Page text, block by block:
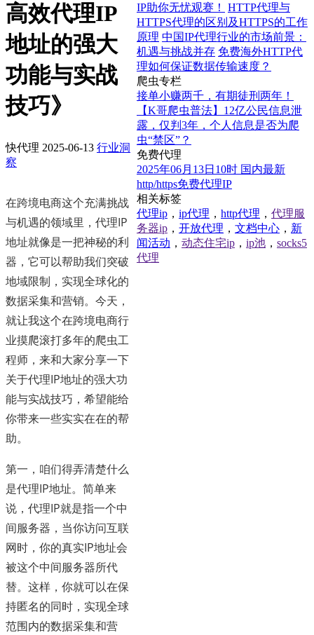
高效代理IP
地址的强大
功能与实战
技巧》
快代理 2025-06-13 行业洞
察
在跨境电商这个充满挑战
与机遇的领域里，代理IP
地址就像是一把神秘的利
器，它可以帮助我们突破
地域限制，实现全球化的
数据采集和营销。今天，
就让我这个在跨境电商行
业摸爬滚打多年的爬虫工
程师，来和大家分享一下
关于代理IP地址的强大功
能与实战技巧，希望能给
你带来一些实实在在的帮
助。
第一，咱们得弄清楚什么
是代理IP地址。简单来
说，代理IP就是指一个中
间服务器，当你访问互联
网时，你的真实IP地址会
被这个中间服务器所代
替。这样，你就可以在保
持匿名的同时，实现全球
范围内的数据采集和营
IP助你无忧观赛！
HTTP代理与
HTTPS代理的区别及HTTPS的工作
原理 中国IP代理行业的市场前景：
机遇与挑战并存 免费海外HTTP代
理如何保证数据传输速度？
爬虫专栏
接单小赚两千，有期徒刑两年！
【K哥爬虫普法】12亿公民信息泄
露，仅判3年，个人信息是否为爬
虫“禁区”？
免费代理
2025年06月13日10时 国内最新
http/https免费代理IP
相关标签
代理ip， ip代理 ， http代理 ， 代理服
务器ip， 开放代理 ， 文档中心， 新
闻活动 ， 动态住宅ip， ip池， socks5
代理